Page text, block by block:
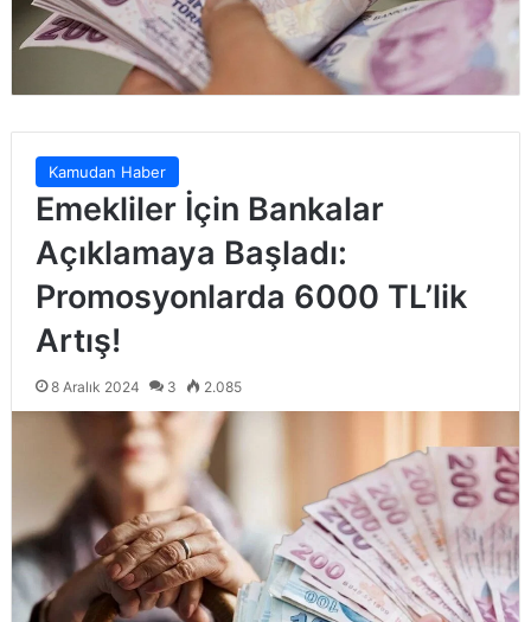
Kamudan Haber
Emekliler İçin Bankalar
Açıklamaya Başladı:
Promosyonlarda 6000 TL’lik
Artış!
8 Aralık 2024 3 2.085